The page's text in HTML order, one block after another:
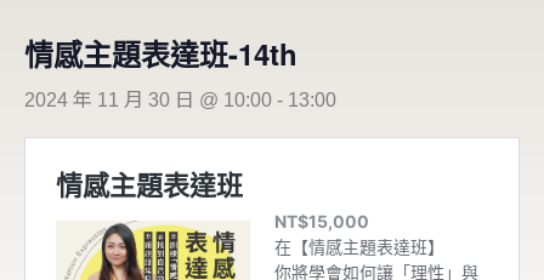
情感主題表達班-14th
2024 年 11 月 30 日 @ 10:00 - 13:00